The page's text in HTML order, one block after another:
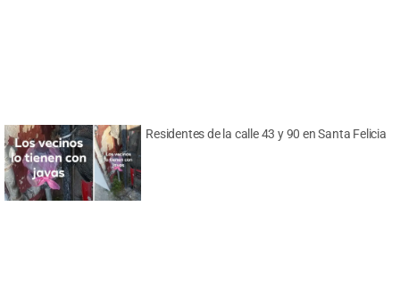
Residentes de la calle 43 y 90 en Santa Felicia